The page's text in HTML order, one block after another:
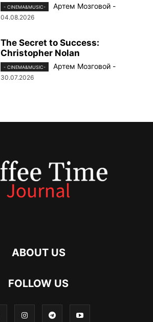
- CINEMA&MUSIC- Артем Мозговой -
04.08.2026
The Secret to Success:
Christopher Nolan
- CINEMA&MUSIC- Артем Мозговой -
30.07.2026
ABOUT US
FOLLOW US